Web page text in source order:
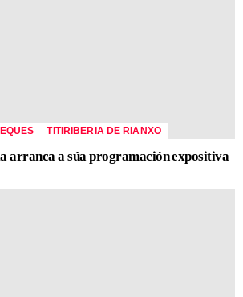
TITIRIBERIA DE RIANXO
arranca a súa programación expositiva